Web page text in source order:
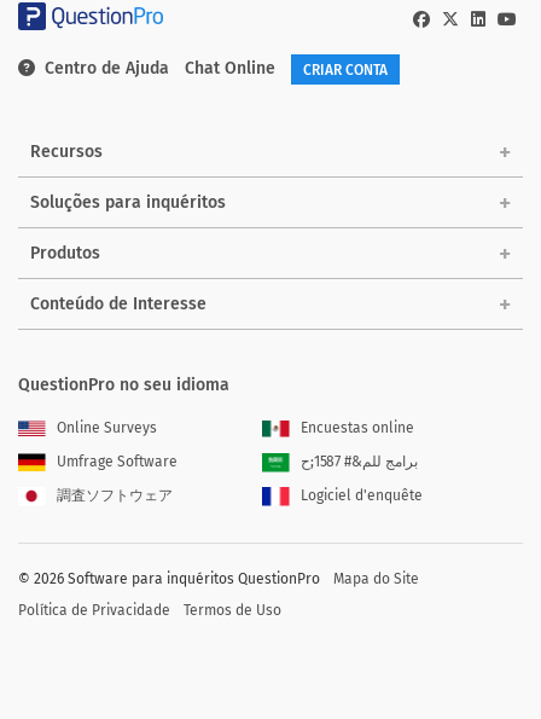
Centro de Ajuda Chat Online CRIAR CONTA
Recursos
Soluções para inquéritos
Produtos
Conteúdo de Interesse
QuestionPro no seu idioma
Online Surveys
Encuestas online
Umfrage Software
برامج للم&# 1587;ح
調査ソフトウェア
Logiciel d'enquête
© 2026 Software para inquéritos QuestionPro
Mapa do Site
Política de Privacidade
Termos de Uso